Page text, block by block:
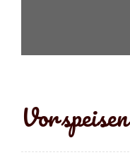
Vorspeisen